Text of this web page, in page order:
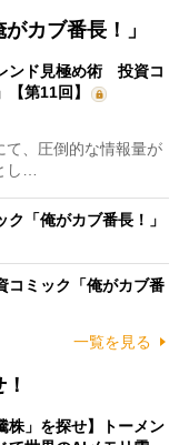
カブ番長！」
ンド見極め術 投資コ
第11回】
、圧倒的な情報量が
し…
「俺がカブ番長！」
ミック「俺がカブ番
一覧を見る
株」を探せ】トーメン